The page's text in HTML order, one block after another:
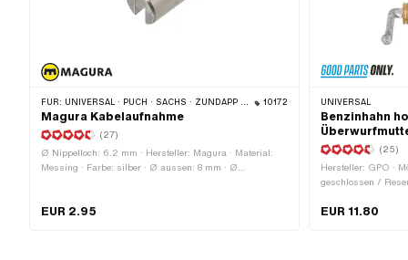
FÜR: UNIVERSAL · PUCH · SACHS · ZÜNDAPP BELMONDO · CILO 10172
Magura Kabelaufnahme
(27)
Ø Nippelloch: 6.2 mm · Hersteller: Magura · Material:
Messing · Farbe: silber · Ø aussen: 8 mm · Ø
Anwendungsbereich: Standard · Magura OEM-Nr.: 411
EUR 2.95
UNIVERSAL
Benzinhahn
(25)
Hersteller: GPO ·
geschlossen /
Kunststoffnetz ·
EUR 11.80